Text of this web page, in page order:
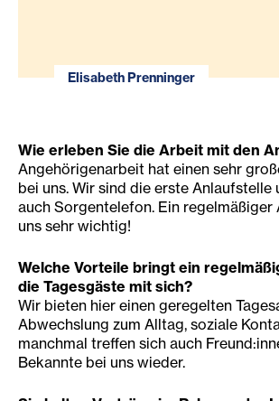
Elisabeth Prenninger
Wie erleben Sie die Arbeit mit den
Angehörigenarbeit hat einen sehr
bei uns. Wir sind die erste Anlaufstelle
auch Sorgentelefon. Ein regelmäßiger
uns sehr wichtig!
Welche Vorteile bringt ein
die Tagesgäste mit sich?
Wir bieten hier einen geregelten
Abwechslung zum Alltag, soziale
manchmal treffen sich auch
Bekannte bei uns wieder.